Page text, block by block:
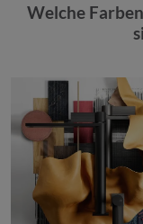
Welche